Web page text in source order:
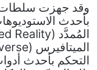
بأحدث
التحكم بأحدث